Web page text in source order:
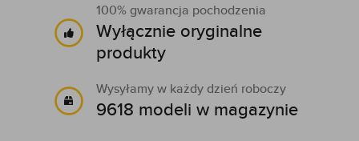
100% gwarancja pochodzenia
Wyłącznie oryginalne
produkty
Wysyłamy w każdy dzień roboczy
9618 modeli w magazynie